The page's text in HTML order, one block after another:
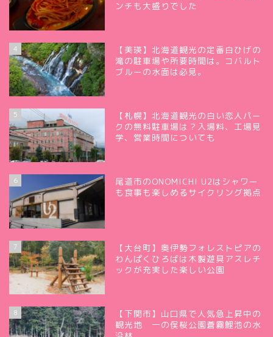
ンチも大盛りでした
4
【美瑛】北海道観光の定番白ひげの
滝の駐車場や所要時間は。コバルト
ブルーの水面は必見。
5
【札幌】北海道観光の白い恋人パー
クの無料駐車場は？入場料、工場見
学、営業時間についても
6
尾道市のONOMICHI U2はシャワー
も食事も楽しめるサイクリング拠点
7
【大台町】奥伊勢フォレストピアの
わんぱくひろばは木製遊具アスレチ
ックが充実した楽しい公園
8
【下関市】山口県で人気急上昇中の
観光地 一の俣桜公園蒼霧鯉池の水